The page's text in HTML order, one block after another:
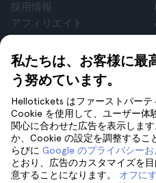
私たちは、お客様に最
う努めています。
Hellotickets はファーストパーテ
Cookie を使用して、ユーザー体
関心に合わせた広告を表示しま
か、Cookie の設定を調整するこ
らびに Google のプライバシーお
とおり、広告のカスタマイズを
意することになります。 オフに
採用情報
アフィリエイト
個人情報保護方針
利用規約
法律相談
cookie
サポート
サポート
お問い合わせ